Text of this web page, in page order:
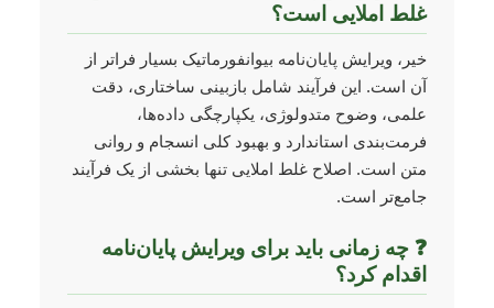
غلط املایی است؟
خیر، ویرایش پایان‌نامه بیوانفورماتیک بسیار فراتر از
آن است. این فرآیند شامل بازبینی ساختاری، دقت
علمی، وضوح متدولوژی، یکپارچگی داده‌ها،
فرمت‌بندی استاندارد و بهبود کلی انسجام و روانی
متن است. اصلاح غلط املایی تنها بخشی از یک فرآیند
جامع‌تر است.
❓ چه زمانی باید برای ویرایش پایان‌نامه
اقدام کرد؟